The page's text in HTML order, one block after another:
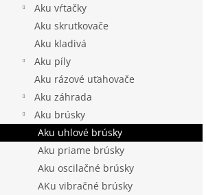
Aku vŕtačky
Aku skrutkovače
Aku kladivá
Aku píly
Aku rázové uťahovače
Aku záhrada
Aku brúsky
Aku uhlové brúsky
Aku priame brúsky
Aku oscilačné brúsky
AKu vibračné brúsky